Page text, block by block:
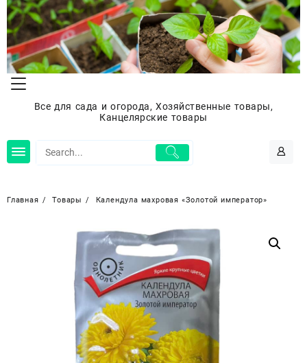
Перейти
содержимому
Все для сада и огорода, Хозяйственные товары,
Канцелярские товары
Главная Товары Календула махровая «Золотой император»